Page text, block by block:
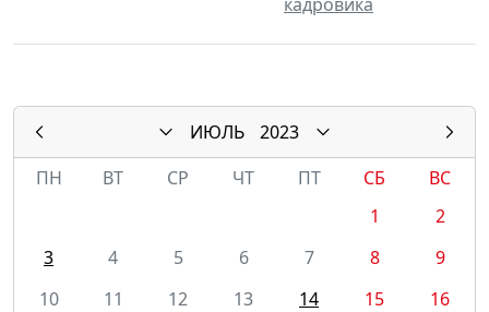
ИЮЛЬ
2023
ПН
ВТ СР ЧТ ПТ СБ
ВС
1
2
3
4 5 6 7 8
9
10
11 12 13 14 15
16